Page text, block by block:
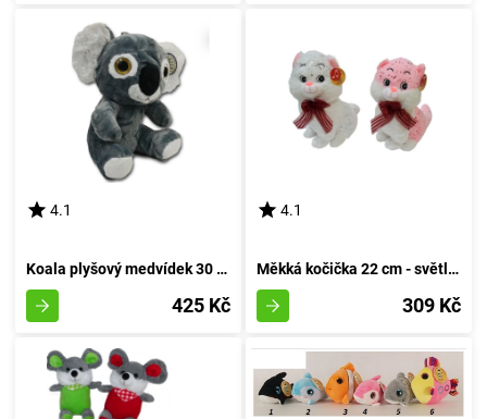
4.1
Koala plyšový medvídek 30 cm
425 Kč
4.1
Měkká kočička 22 cm - světlá barva
309 Kč